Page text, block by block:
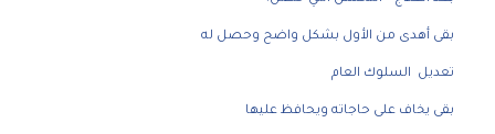
بقى أهدى من الأول بشكل واضح وحصل له
تعديل السلوك العام
بقى يخاف على حاجاته ويحافظ عليها